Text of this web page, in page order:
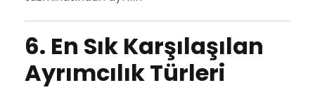
6. En Sık Karşılaşılan
Ayrımcılık Türleri